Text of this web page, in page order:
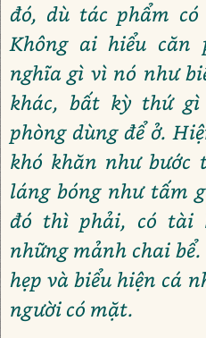
đó, dù tác phẩm
Không ai hiểu căn
nghĩa gì vì nó như
khác, bất kỳ thứ
phòng dùng để ở.
khó khăn như bước
láng bóng như tấm
đó thì phải, có tài
những mảnh chai
hẹp và biểu hiện cá
người có mặt.